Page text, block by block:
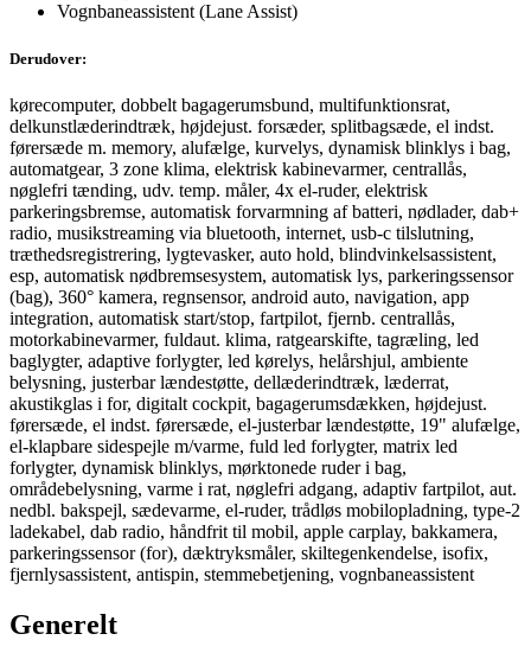
Vognbaneassistent (Lane Assist)
Derudover:
kørecomputer, dobbelt bagagerumsbund, multifunktionsrat,
delkunstlæderindtræk, højdejust. forsæder, splitbagsæde, el indst.
førersæde m. memory, alufælge, kurvelys, dynamisk blinklys i bag,
automatgear, 3 zone klima, elektrisk kabinevarmer, centrallås,
nøglefri tænding, udv. temp. måler, 4x el-ruder, elektrisk
parkeringsbremse, automatisk forvarmning af batteri, nødlader, dab+
radio, musikstreaming via bluetooth, internet, usb-c tilslutning,
træthedsregistrering, lygtevasker, auto hold, blindvinkelsassistent,
esp, automatisk nødbremsesystem, automatisk lys, parkeringssensor
(bag), 360° kamera, regnsensor, android auto, navigation, app
integration, automatisk start/stop, fartpilot, fjernb. centrallås,
motorkabinevarmer, fuldaut. klima, ratgearskifte, tagræling, led
baglygter, adaptive forlygter, led kørelys, helårshjul, ambiente
belysning, justerbar lændestøtte, dellæderindtræk, læderrat,
akustikglas i for, digitalt cockpit, bagagerumsdækken, højdejust.
førersæde, el indst. førersæde, el-justerbar lændestøtte, 19" alufælge,
el-klapbare sidespejle m/varme, fuld led forlygter, matrix led
forlygter, dynamisk blinklys, mørktonede ruder i bag,
områdebelysning, varme i rat, nøglefri adgang, adaptiv fartpilot, aut.
nedbl. bakspejl, sædevarme, el-ruder, trådløs mobilopladning, type-2
ladekabel, dab radio, håndfrit til mobil, apple carplay, bakkamera,
parkeringssensor (for), dæktryksmåler, skiltegenkendelse, isofix,
fjernlysassistent, antispin, stemmebetjening, vognbaneassistent
Generelt